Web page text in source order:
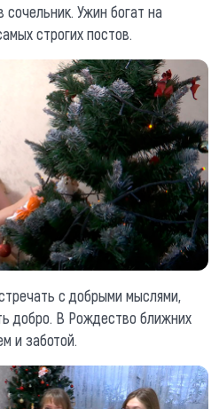
сочельник. Ужин богат на
строгих постов.
с добрыми мыслями,
добро. В Рождество ближних
и заботой.